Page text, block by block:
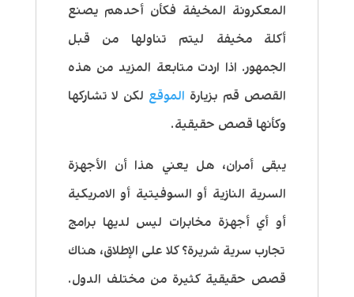
المعكرونة المخيفة فكأن أحدهم يصنع
أكلة مخيفة ليتم تناولها من قبل
الجمهور. اذا اردت متابعة المزيد من هذه
القصص قم بزيارة الموقع لكن لا تشاركها
وكأنها قصص حقيقية.
يبقى أمران، هل يعني هذا أن الأجهزة
السرية النازية أو السوفيتية أو الامريكية
أو أي أجهزة مخابرات ليس لديها برامج
تجارب سرية شريرة؟ كلا على الإطلاق، هناك
قصص حقيقية كثيرة من مختلف الدول.